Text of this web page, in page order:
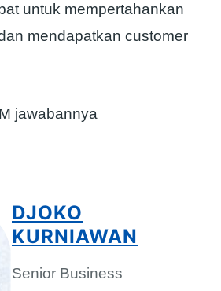
untuk mempertahankan
mendapatkan customer
jawabannya
DJOKO
KURNIAWAN
Senior Business